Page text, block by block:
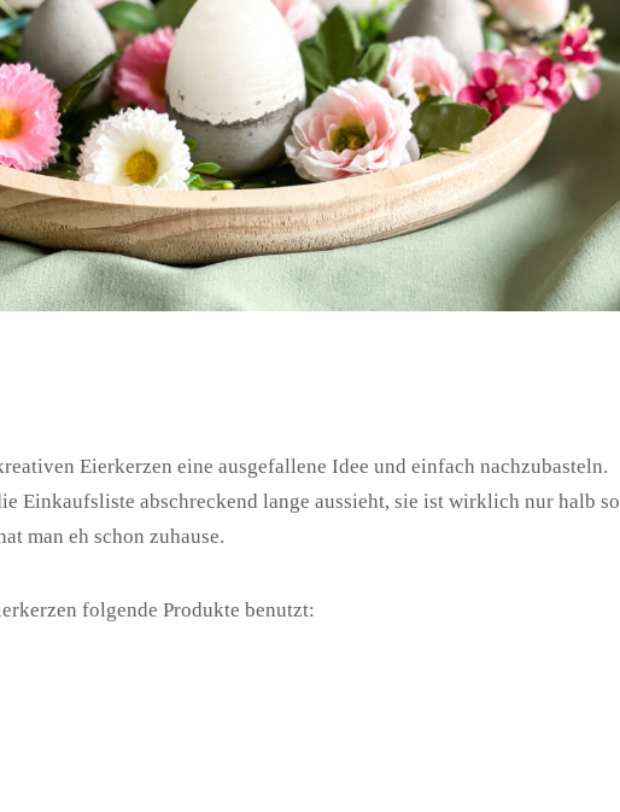
Eierkerzen eine ausgefallene Idee und einfach nachzubasteln.
Einkaufsliste abschreckend lange aussieht, sie ist wirklich nur halb so
man eh schon zuhause.
folgende Produkte benutzt: